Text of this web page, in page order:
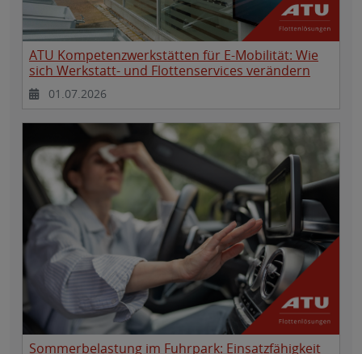
ATU Kompetenzwerkstätten für E-Mobilität: Wie
sich Werkstatt- und Flottenservices verändern
01.07.2026
Sommerbelastung im Fuhrpark: Einsatzfähigkeit